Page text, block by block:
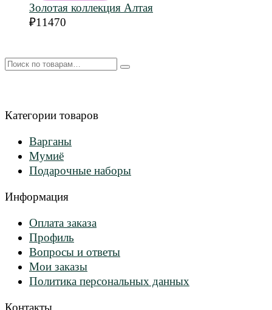
Золотая коллекция Алтая
₽11470
Искать:
Категории товаров
Варганы
Мумиё
Подарочные наборы
Информация
Оплата заказа
Профиль
Вопросы и ответы
Мои заказы
Политика персональных данных
Контакты